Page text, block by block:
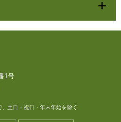
1号
土日・祝日・年末年始を除く